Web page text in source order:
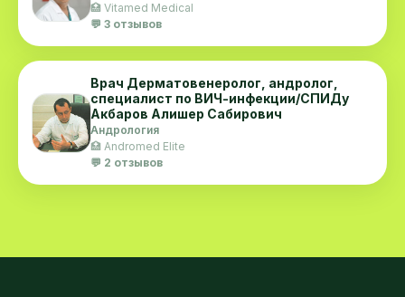
🏥 Vitamed Medical
💬 3 отзывов
Врач Дерматовенеролог, андролог,
специалист по ВИЧ-инфекции/СПИДу
Акбаров Алишер Сабирович
Андрология
🏥 Andromed Elite
💬 2 отзывов